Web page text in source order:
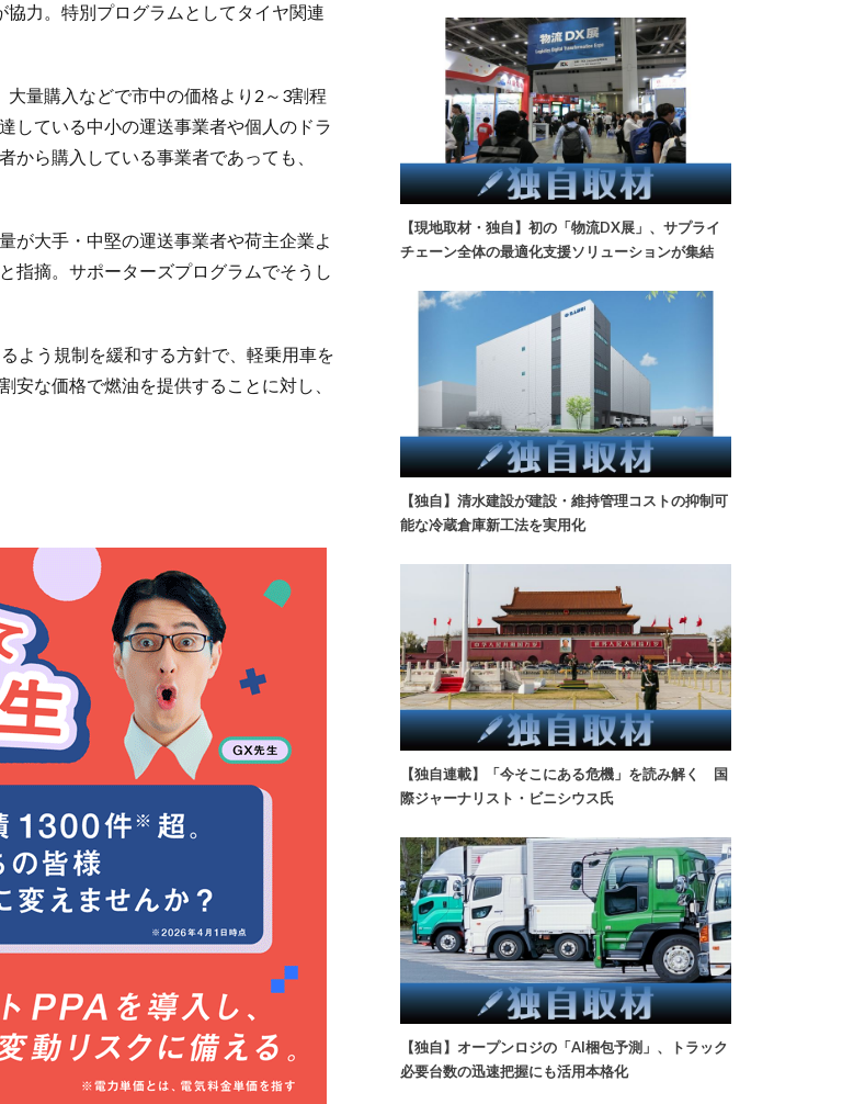
力。特別プログラムとしてタイヤ関連
量購入などで市中の価格より2～3割程
している中小の運送事業者や個人のドラ
ら購入している事業者であっても、
が大手・中堅の運送事業者や荷主企業よ
指摘。サポーターズプログラムでそうし
よう規制を緩和する方針で、軽乗用車を
な価格で燃油を提供することに対し、
【現地取材・独自】初の「物流DX展」、サプライ
チェーン全体の最適化支援ソリューションが集結
【独自】清水建設が建設・維持管理コストの抑制可
能な冷蔵倉庫新工法を実用化
【独自連載】「今そこにある危機」を読み解く 国
際ジャーナリスト・ビニシウス氏
【独自】オープンロジの「AI梱包予測」、トラック
必要台数の迅速把握にも活用本格化